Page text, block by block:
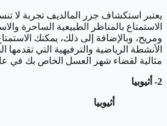
يعتبر استكشاف جزر المالديف تجربة لا
الاستمتاع بالمناظر الطبيعية الساحرة
ومريح، وبالإضافة إلى ذلك، يمكنك
الأنشطة الرياضية والترفيهية التي تقدمها
مثالية لقضاء شهر العسل الخاص بك في عام
2- أثيوبيا
أثيوبيا